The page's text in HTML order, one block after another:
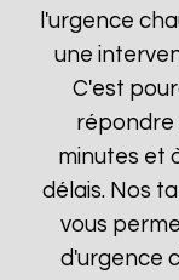
l'urgence
une
C'est
répondre
minutes et
délais. Nos
vous
d'urgence